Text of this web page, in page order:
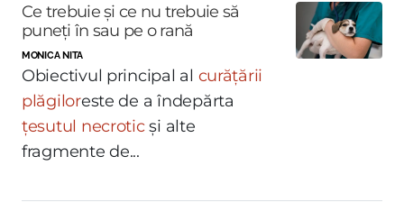
Ce trebuie și ce nu trebuie să
puneți în sau pe o rană
MONICA NITA
Obiectivul principal al curățării
plăgiloreste de a îndepărta
țesutul necroticși alte
fragmente de...